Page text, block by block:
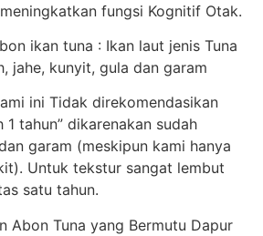
fungsi Kognitif Otak.
ikan tuna : Ikan laut jenis Tuna
jahe, kunyit, gula dan garam
ini Tidak direkomendasikan
1 tahun” dikarenakan sudah
garam (meskipun kami hanya
Untuk tekstur sangat lembut
satu tahun.
Abon Tuna yang Bermutu Dapur